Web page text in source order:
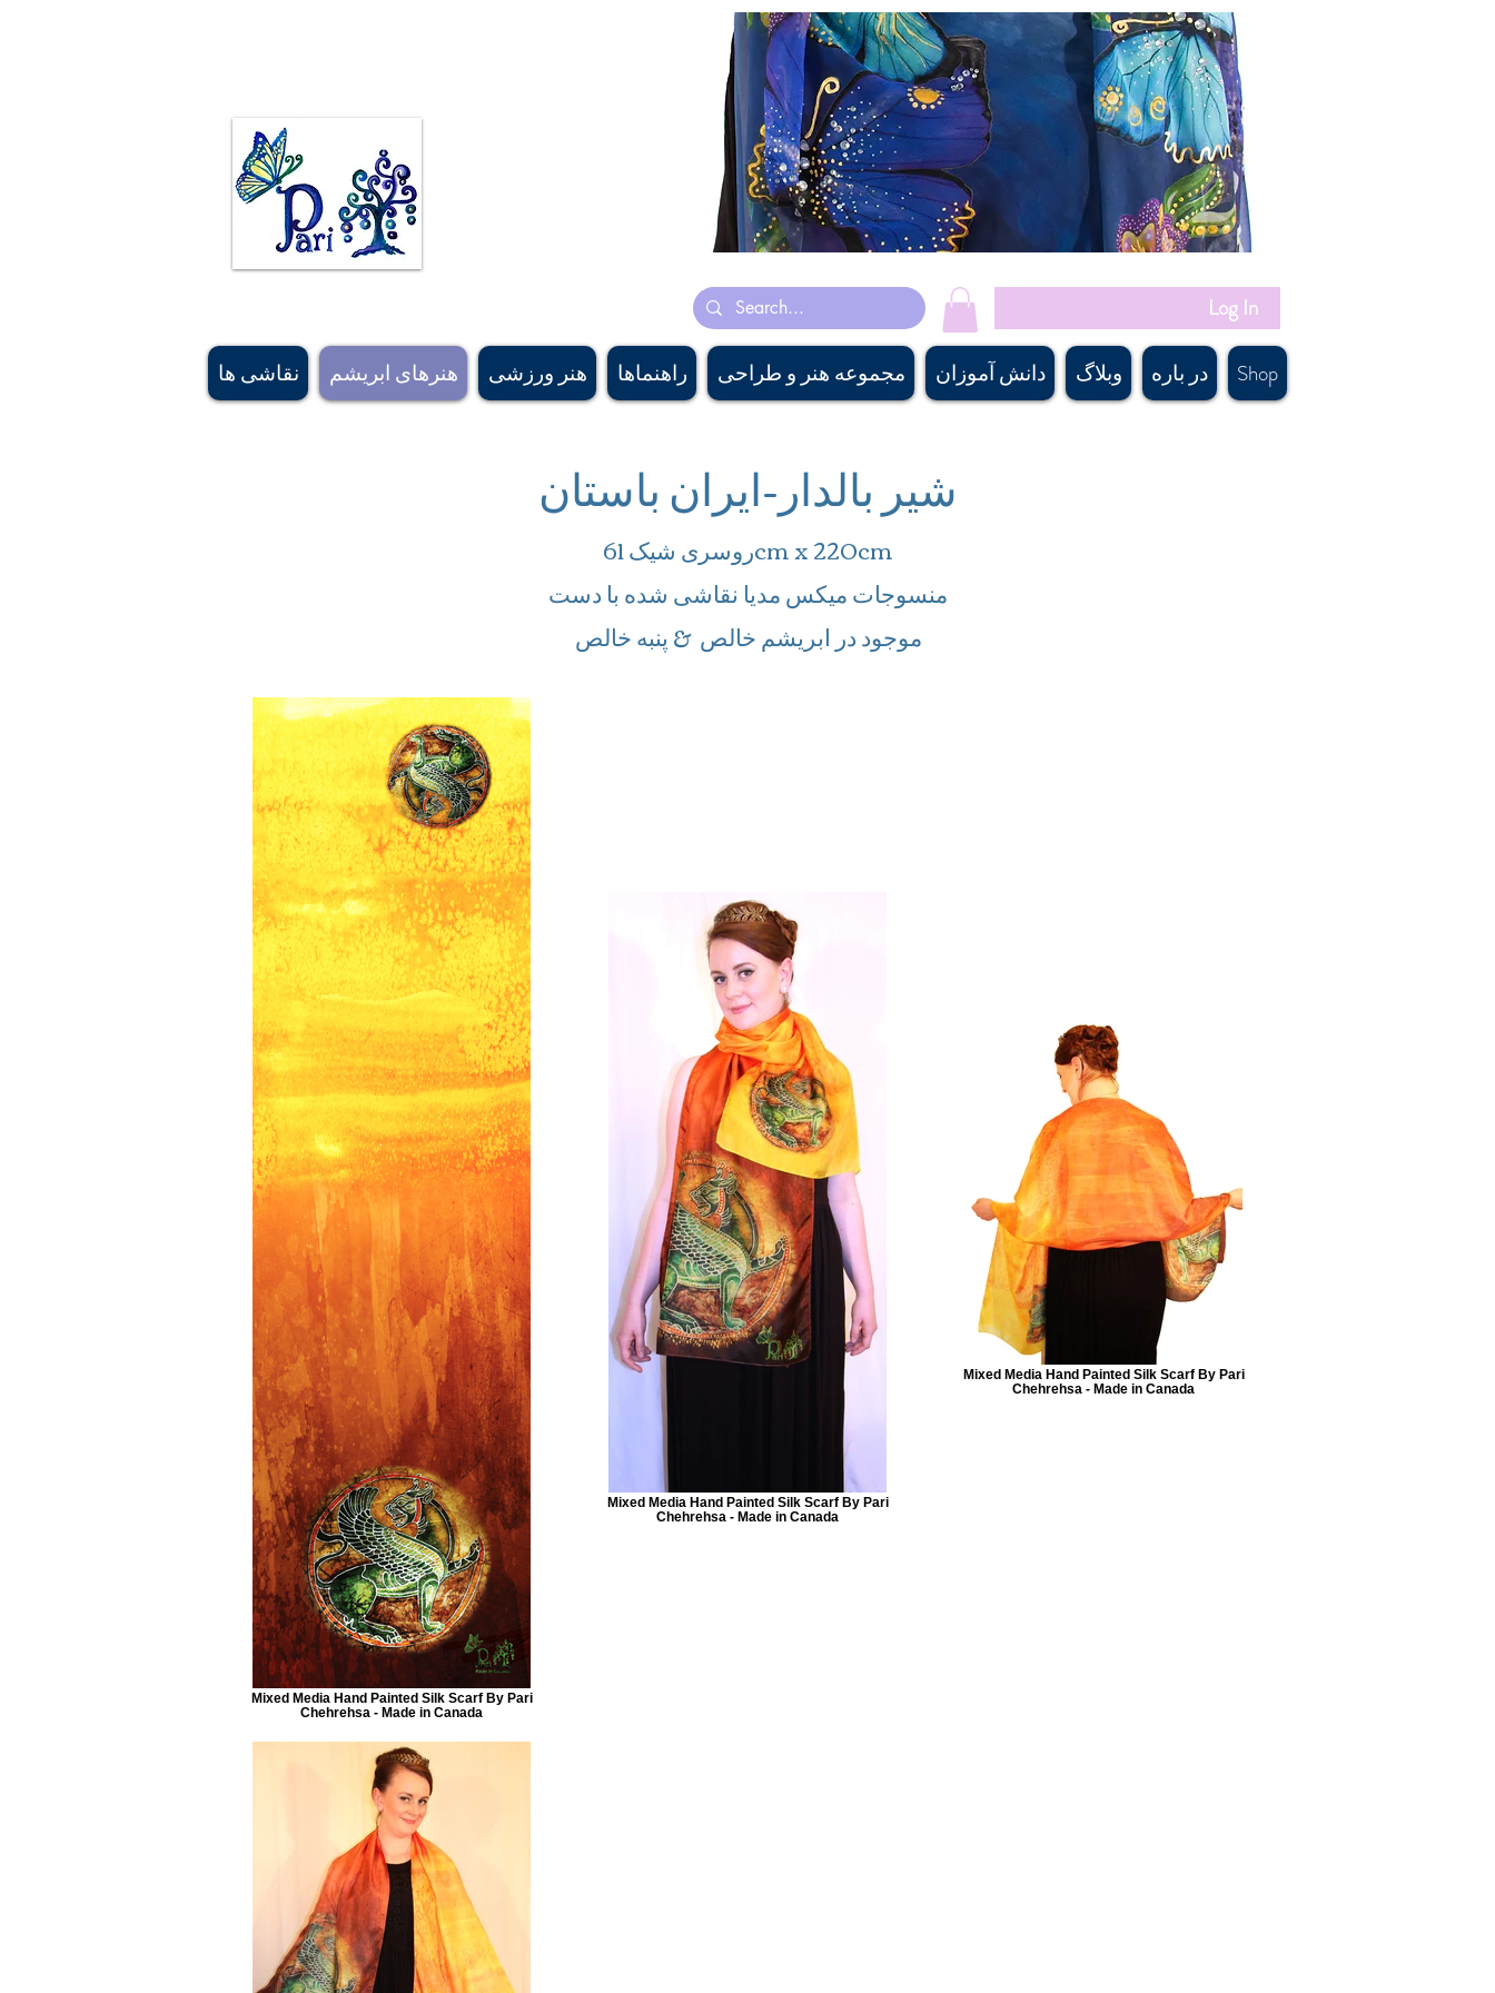
Log In
نقاشی ها هنرهای ابریشم هنر ورزشی راهنماها مجموعه هنر و طراحی دانش آموزان وبلاگ در باره Shop
شیر بالدار-ایران باستان
روسری شیک 61cm x 220cm
منسوجات میکس مدیا نقاشی شده با دست
موجود در ابریشم خالص & پنبه خالص
Mixed Media Hand Painted Silk Scarf By Pari
Chehrehsa - Made in Canada
Mixed Media Hand Painted Silk Scarf By Pari
Chehrehsa - Made in Canada
Mixed Media Hand Painted Silk Scarf By Pari
Chehrehsa - Made in Canada